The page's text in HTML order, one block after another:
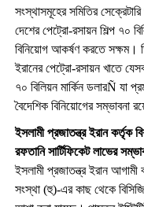
সংস্থাসমূহের সমিতির
দেশের পেট্রো-রসায়ন শিল্প ৭০
বিনিয়োগ আকর্ষণ করতে সক্ষম।
ইরানের পেট্রো-রসায়ন খাতে
৭০ বিলিয়ন মার্কিন ডলারÑ যা
বৈদেশিক বিনিয়োগের সম্ভাবনা
ইসলামী প্রজাতন্ত্র ইরান কর্তৃক
রফতানি সার্টিফিকেট লাভের
ইসলামী প্রজাতন্ত্র ইরান
সংস্থা (হু)-এর কাছ থেকে